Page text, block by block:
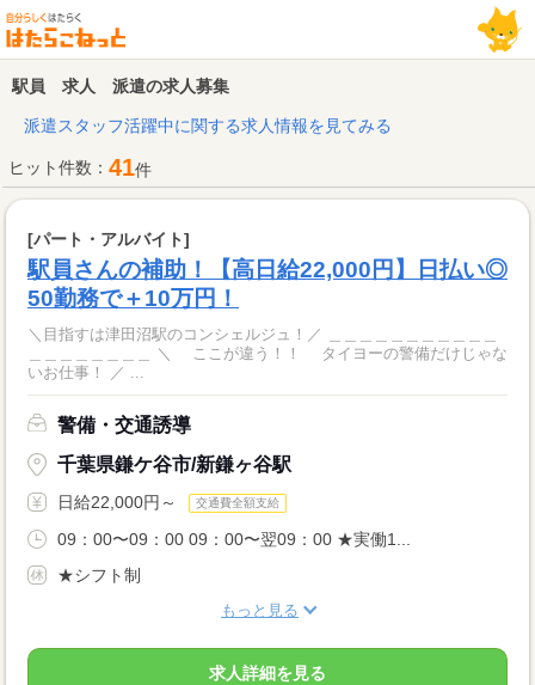
駅員 求人 派遣の求人募集
派遣スタッフ活躍中に関する求人情報を見てみる
ヒット件数： 41件
[パート・アルバイト]
駅員さんの補助！【高日給22,000円】日払い◎
50勤務で＋10万円！
＼目指すは津田沼駅のコンシェルジュ！／ ＿＿＿＿＿＿＿＿＿＿＿
いお仕事！ ／ ...
警備・交通誘導
千葉県鎌ケ谷市/新鎌ヶ谷駅
日給22,000円～ 交通費全額支給
09：00〜09：00 09：00〜翌09：00 ★実働1...
★シフト制
もっと見る
求人詳細を見る